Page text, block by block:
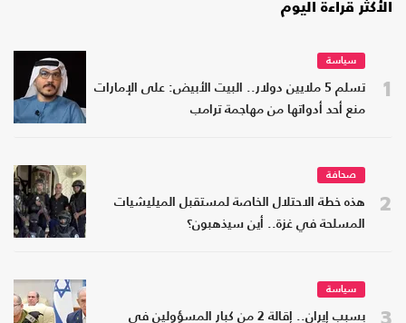
الأكثر قراءة اليوم
1
سياسة
تسلم 5 ملايين دولار.. البيت الأبيض: على الإمارات
منع أحد أدواتها من مهاجمة ترامب
2
صحافة
هذه خطة الاحتلال الخاصة لمستقبل الميليشيات
المسلحة في غزة.. أين سيذهبون؟
3
سياسة
بسبب إيران.. إقالة 2 من كبار المسؤولين في